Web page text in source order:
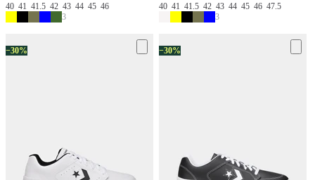
40 41 41.5 42 43 44 45 46
3
404141.5424344454647.5
3
−30% −30%